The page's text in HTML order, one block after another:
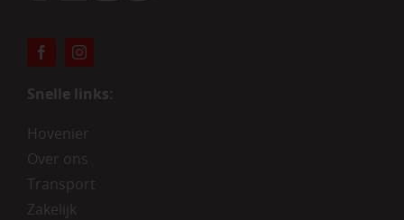
Snelle links:
Hovenier
Over ons
Transport
Zakelijk